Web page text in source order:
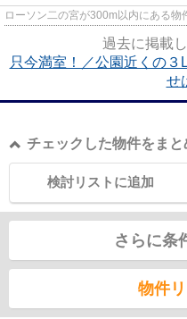
ローソン二の宮が300m以内にある物
過去に掲載
只今満室！／公園近くの
せ
チェックした物件をまと
検討リストに追加
さらに条
物件